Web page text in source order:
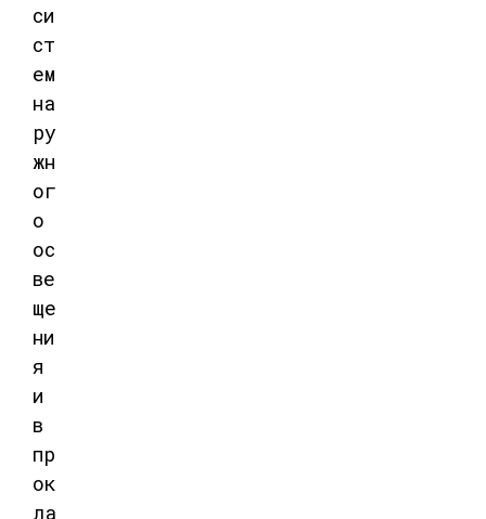
си
ст
ем
на
ру
жн
ог
о
ос
ве
ще
ни
я
и
в
пр
ок
ла